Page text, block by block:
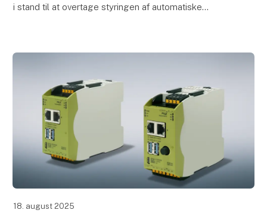
i stand til at overtage styringen af automatiske
18. august 2025